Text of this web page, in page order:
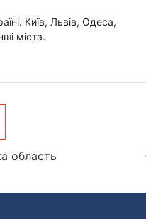
Київ, Львів, Одеса,
міста.
область